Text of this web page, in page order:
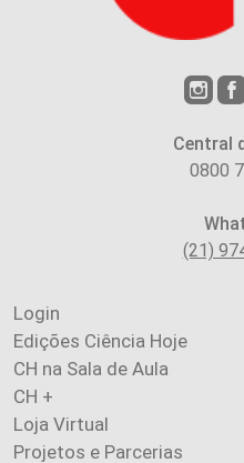
Central
0800
(21)
Login
Edições Ciência Hoje
CH na Sala de Aula
CH +
Loja Virtual
Projetos e Parcerias